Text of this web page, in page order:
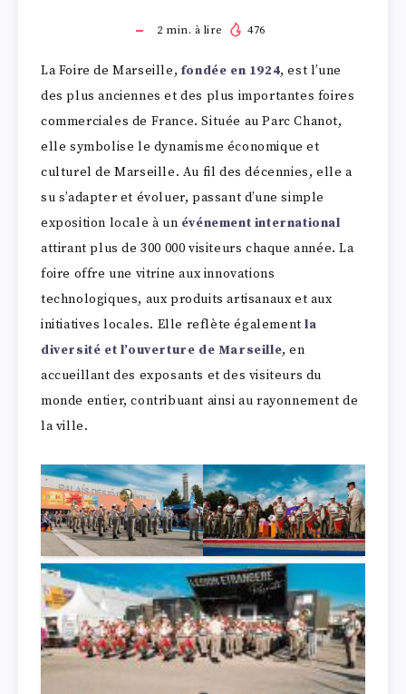
2 min. à lire 476
La Foire de Marseille, fondée en 1924, est l’une
des plus anciennes et des plus importantes foires
commerciales de France. Située au Parc Chanot,
elle symbolise le dynamisme économique et
culturel de Marseille. Au fil des décennies, elle a
su s’adapter et évoluer, passant d’une simple
exposition locale à un événement international
attirant plus de 300 000 visiteurs chaque année. La
foire offre une vitrine aux innovations
technologiques, aux produits artisanaux et aux
initiatives locales. Elle reflète égalementla
diversité et l’ouverture de Marseille, en
accueillant des exposants et des visiteurs du
monde entier, contribuant ainsi au rayonnement de
la ville.